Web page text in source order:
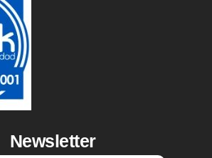
Newsletter